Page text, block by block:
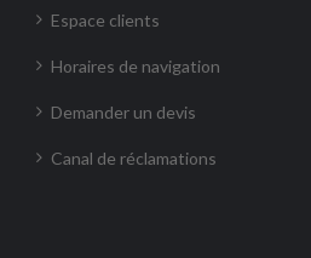
Espace clients
Horaires de navigation
Demander un devis
Canal de réclamations